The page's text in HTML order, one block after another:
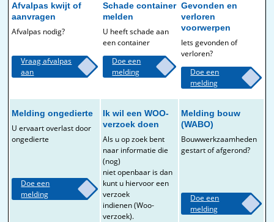
Afvalpas kwijt of
aanvragen
Afvalpas nodig?
Vraag afvalpas
aan
Schade container
melden
U heeft schade aan
een container
Doe een
melding
Gevonden en
verloren
voorwerpen
Iets gevonden of
verloren?
Doe een
melding
Melding ongedierte
U ervaart overlast door
ongedierte
Doe een
melding
Ik wil een WOO-
verzoek doen
Als u op zoek bent
naar informatie die
(nog)
niet openbaar is dan
kunt u hiervoor een
verzoek
indienen (Woo-
verzoek).
Melding bouw
(WABO)
Bouwwerkzaamheden
gestart of afgerond?
Doe een
melding